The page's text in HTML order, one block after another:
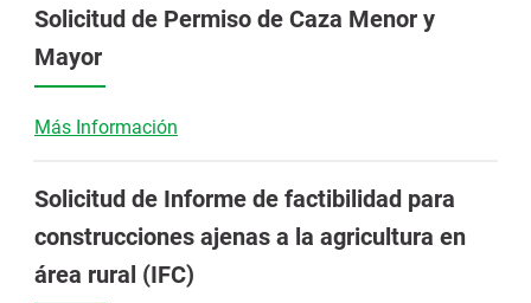
Solicitud de Permiso de Caza Menor y
Mayor
Más Información
Solicitud de Informe de factibilidad para
construcciones ajenas a la agricultura en
área rural (IFC)